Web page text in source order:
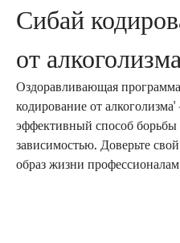
Сибай
от алкоголизма
Оздоравливающая
кодирование от алкоголизма'
эффективный способ борьбы
зависимостью. Доверьте
образ жизни